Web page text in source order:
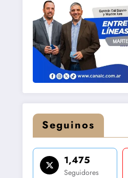
Seguinos
1,475
Seguidores